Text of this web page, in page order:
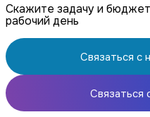
Скажите задачу и
рабочий день
Связаться с
Связаться